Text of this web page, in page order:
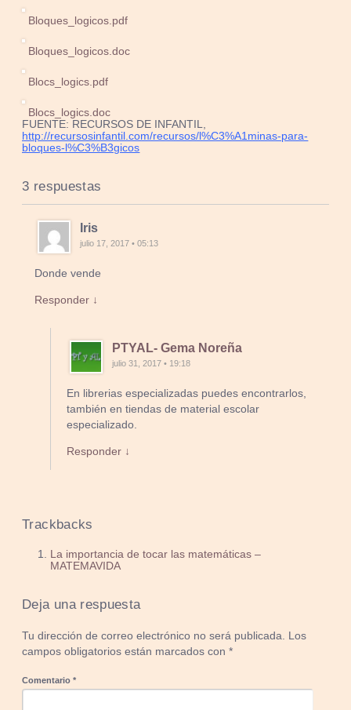
Bloques_logicos.pdf
Bloques_logicos.doc
Blocs_logics.pdf
Blocs_logics.doc
FUENTE: RECURSOS DE INFANTIL,
http://recursosinfantil.com/recursos/l%C3%A1minas-para-
bloques-l%C3%B3gicos
3 respuestas
Iris
julio 17, 2017 • 05:13
Donde vende
Responder ↓
PTYAL- Gema Noreña
julio 31, 2017 • 19:18
En librerias especializadas puedes encontrarlos,
también en tiendas de material escolar
especializado.
Responder ↓
Trackbacks
La importancia de tocar las matemáticas –
MATEMAVIDA
Deja una respuesta
Tu dirección de correo electrónico no será publicada. Los
campos obligatorios están marcados con*
Comentario*